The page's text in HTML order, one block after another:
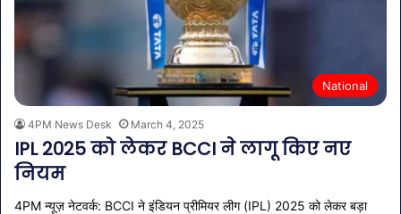
National
4PM News Desk March 4, 2025
IPL 2025 को लेकर BCCI ने लागू किए नए
नियम
4PM न्यूज़ नेटवर्क: BCCI ने इंडियन प्रीमियर लीग (IPL) 2025 को लेकर बड़ा